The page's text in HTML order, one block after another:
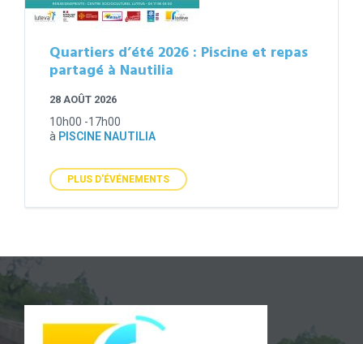
Quartiers d’été 2026 : Piscine et repas
partagé à Nautilia
28 AOÛT 2026
10h00 -17h00
à PISCINE NAUTILIA
PLUS D'ÉVÉNEMENTS